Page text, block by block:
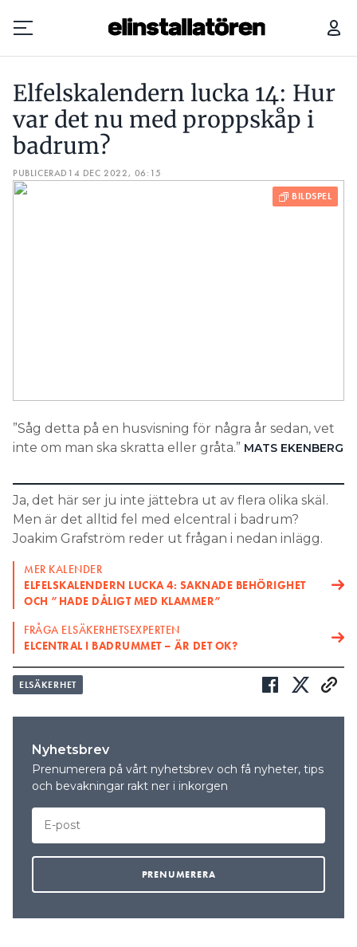
Prenumerera
Hantera prenumeration
Lediga jobb
SEARCH
Elfelskalendern lucka 14: Hur
var det nu med proppskåp i
badrum?
PUBLICERAD 14 DEC 2022, 06:15
”Såg detta på en husvisning för några år sedan, vet
inte om man ska skratta eller gråta.” MATS EKENBERG
Ja, det här ser ju inte jättebra ut av flera olika skäl.
Men är det alltid fel med elcentral i badrum?
Joakim Grafström reder ut frågan i nedan inlägg.
MER KALENDER
ELFELSKALENDERN LUCKA 4: SAKNADE BEHÖRIGHET
OCH ”HADE DÅLIGT MED KLAMMER”
FRÅGA ELSÄKERHETSEXPERTEN
ELCENTRAL I BADRUMMET – ÄR DET OK?
ELSÄKERHET
Nyhetsbrev
Prenumerera på vårt nyhetsbrev och få nyheter, tips
och bevakningar rakt ner i inkorgen